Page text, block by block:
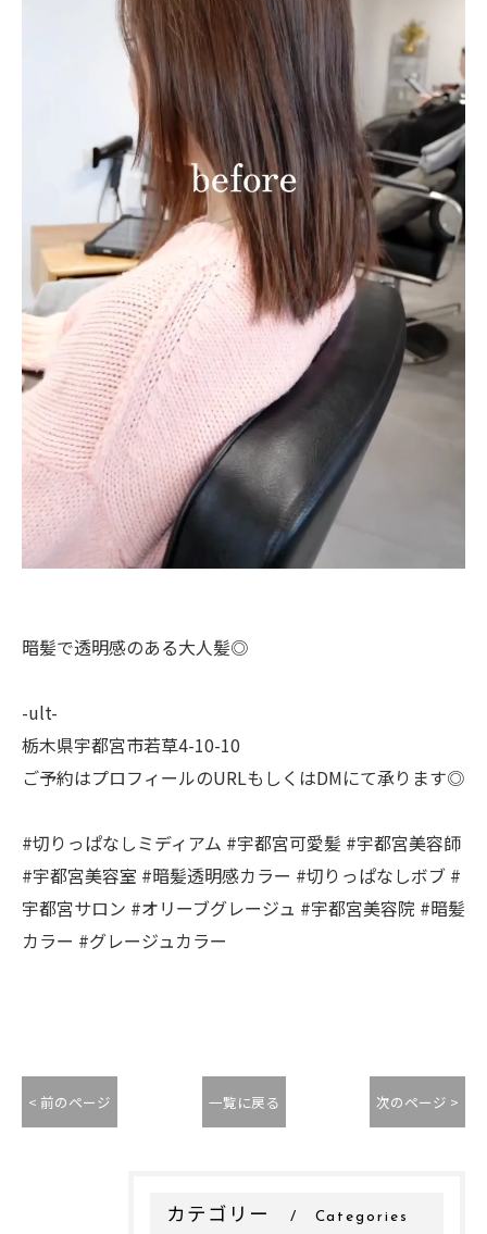
暗髪で透明感のある大人髪◎
-ult-
栃木県宇都宮市若草4-10-10
ご予約はプロフィールのURLもしくはDMにて承ります◎
#切りっぱなしミディアム #宇都宮可愛髪 #宇都宮美容師
#宇都宮美容室 #暗髪透明感カラー #切りっぱなしボブ #
宇都宮サロン #オリーブグレージュ #宇都宮美容院 #暗髪
カラー #グレージュカラー
< 前のページ 一覧に戻る 次のページ >
カテゴリー Categories